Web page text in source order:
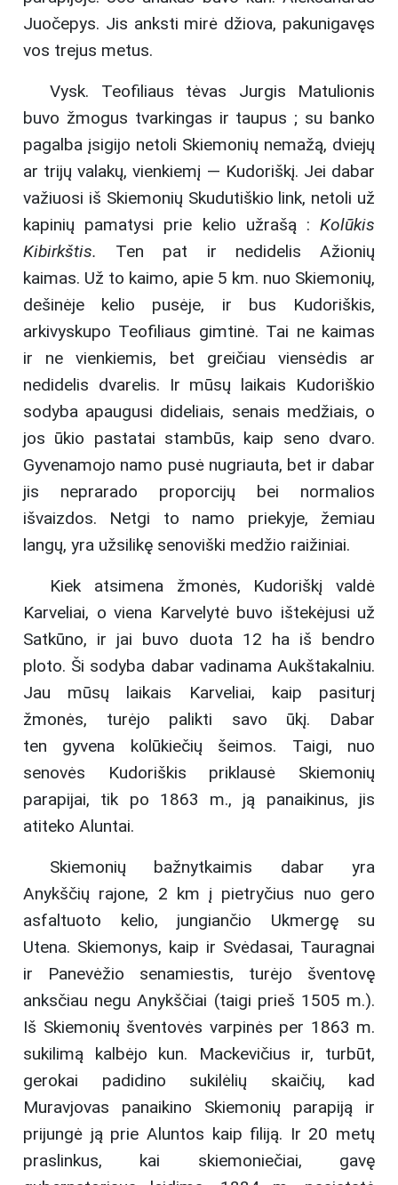
Juočepys. Jis anksti mirė džiova, pakunigavęs
vos trejus metus.
Vysk. Teofiliaus tėvas Jurgis Matulionis
buvo žmogus tvarkingas ir taupus ; su banko
pagalba įsigijo netoli Skiemonių nemažą, dviejų
ar trijų valakų, vienkiemį — Kudoriškį. Jei dabar
važiuosi iš Skiemonių Skudutiškio link, netoli už
kapinių pamatysi prie kelio užrašą : Kolūkis
Kibirkštis. Ten pat ir nedidelis Ažionių
kaimas. Už to kaimo, apie 5 km. nuo Skiemonių,
dešinėje kelio pusėje, ir bus Kudoriškis,
arkivyskupo Teofiliaus gimtinė. Tai ne kaimas
ir ne vienkiemis, bet greičiau viensėdis ar
nedidelis dvarelis. Ir mūsų laikais Kudoriškio
sodyba apaugusi dideliais, senais medžiais, o
jos ūkio pastatai stambūs, kaip seno dvaro.
Gyvenamojo namo pusė nugriauta, bet ir dabar
jis neprarado proporcijų bei normalios
išvaizdos. Netgi to namo priekyje, žemiau
langų, yra užsilikę senoviški medžio raižiniai.
Kiek atsimena žmonės, Kudoriškį valdė
Karveliai, o viena Karvelytė buvo ištekėjusi už
Satkūno, ir jai buvo duota 12 ha iš bendro
ploto. Ši sodyba dabar vadinama Aukštakalniu.
Jau mūsų laikais Karveliai, kaip pasiturį
žmonės, turėjo palikti savo ūkį. Dabar
ten gyvena kolūkiečių šeimos. Taigi, nuo
senovės Kudoriškis priklausė Skiemonių
parapijai, tik po 1863 m., ją panaikinus, jis
atiteko Aluntai.
Skiemonių bažnytkaimis dabar yra
Anykščių rajone, 2 km į pietryčius nuo gero
asfaltuoto kelio, jungiančio Ukmergę su
Utena. Skiemonys, kaip ir Svėdasai, Tauragnai
ir Panevėžio senamiestis, turėjo šventovę
anksčiau negu Anykščiai (taigi prieš 1505 m.).
Iš Skiemonių šventovės varpinės per 1863 m.
sukilimą kalbėjo kun. Mackevičius ir, turbūt,
gerokai padidino sukilėlių skaičių, kad
Muravjovas panaikino Skiemonių parapiją ir
prijungė ją prie Aluntos kaip filiją. Ir 20 metų
praslinkus, kai skiemoniečiai, gavę